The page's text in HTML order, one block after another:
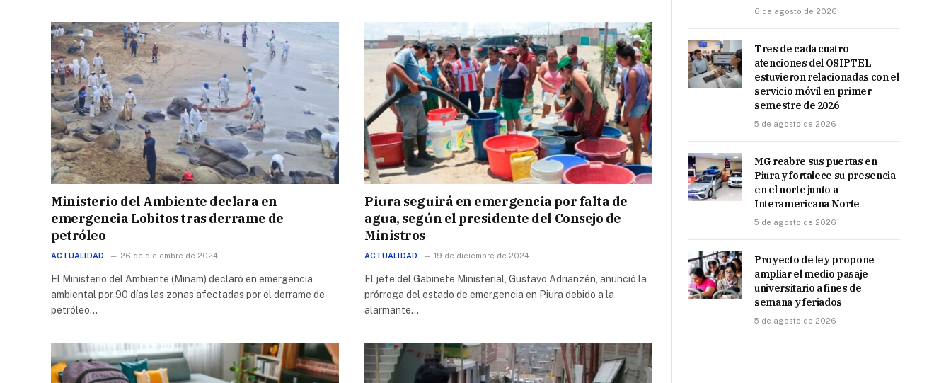
Ministerio del Ambiente declara en
emergencia Lobitos tras derrame de
petróleo
ACTUALIDAD 26 de diciembre de 2024
El Ministerio del Ambiente (Minam) declaró en emergencia
ambiental por 90 días las zonas afectadas por el derrame de
petróleo…
Piura seguirá en emergencia por falta de
agua, según el presidente del Consejo de
Ministros
ACTUALIDAD 19 de diciembre de 2024
El jefe del Gabinete Ministerial, Gustavo Adrianzén, anunció la
prórroga del estado de emergencia en Piura debido a la
alarmante…
6 de agosto de 2026
Tres de cada cuatro
atenciones del OSIPTEL
estuvieron relacionadas con el
servicio móvil en primer
semestre de 2026
5 de agosto de 2026
MG reabre sus puertas en
Piura y fortalece su presencia
en el norte junto a
Interamericana Norte
5 de agosto de 2026
Proyecto de ley propone
ampliar el medio pasaje
universitario a fines de
semana y feriados
5 de agosto de 2026